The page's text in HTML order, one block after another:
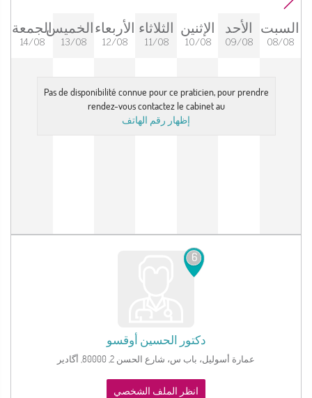
السبت
08/08
الأحد
09/08
الإثنين
10/08
الثلاثاء
11/08
الأربعاء
12/08
الخميس
13/08
الجمعة
14/08
Pas de disponibilité connue pour ce praticien, pour prendre
rendez-vous contactez le cabinet au
إظهار رقم الهاتف
6
دكتور الحسين أوقسو
عمارة أسوليل، باب س، شارع الحسن 2, 80000, أگادير
انظر الملف الشخصي